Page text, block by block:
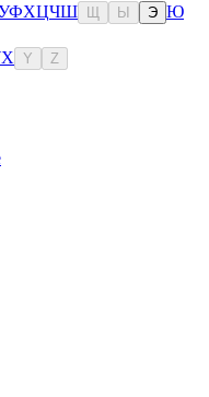
ФХЦЧШ Ы Э Ю
X Y Z